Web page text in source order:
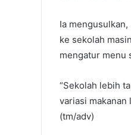
Ia
ke sekolah
mengatur menu
“Sekolah lebih
variasi makanan
(tm/adv)